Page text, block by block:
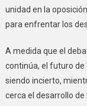
unidad en la
para enfrentar los
A medida que el
continúa, el futuro de
siendo incierto,
cerca el desarrollo